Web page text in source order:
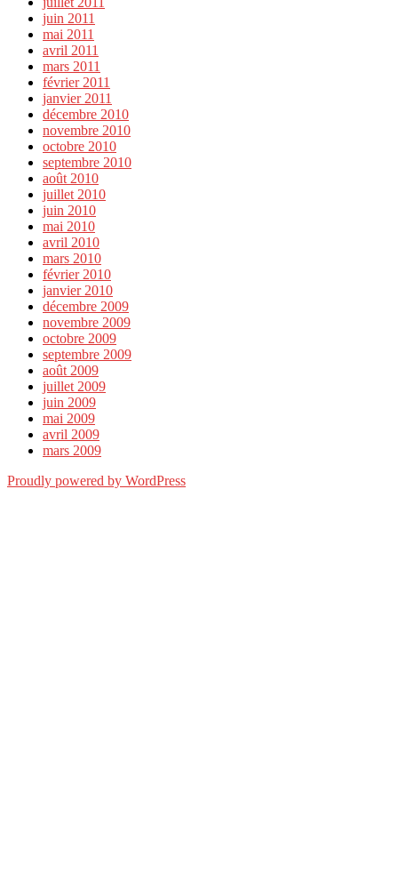
juin 2011
mai 2011
avril 2011
mars 2011
février 2011
janvier 2011
décembre 2010
novembre 2010
octobre 2010
septembre 2010
août 2010
juillet 2010
juin 2010
mai 2010
avril 2010
mars 2010
février 2010
janvier 2010
décembre 2009
novembre 2009
octobre 2009
septembre 2009
août 2009
juillet 2009
juin 2009
mai 2009
avril 2009
mars 2009
Proudly powered by WordPress